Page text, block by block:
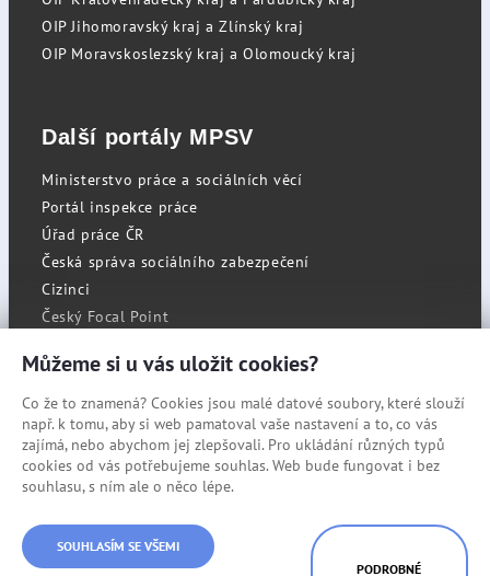
OIP Jihomoravský kraj a Zlínský kraj
OIP Moravskoslezský kraj a Olomoucký kraj
Další portály MPSV
Ministerstvo práce a sociálních věcí
Portál inspekce práce
Úřad práce ČR
Česká správa sociálního zabezpečení
Cizinci
Český Focal Point
RSS
Cookies
Prohlášení o přístupnosti
Mapa stránek
© Státní úřad inspekce práce
Můžeme si u vás uložit cookies?
Co že to znamená? Cookies jsou malé datové soubory, které slouží
např. k tomu, aby si web pamatoval vaše nastavení a to, co vás
zajímá, nebo abychom jej zlepšovali. Pro ukládání různých typů
cookies od vás potřebujeme souhlas. Web bude fungovat i bez
souhlasu, s ním ale o něco lépe.
SOUHLASÍM SE VŠEMI
PODROBNÉ